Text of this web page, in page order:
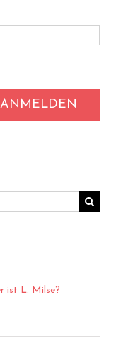
ANMELDEN
ist L. Milse?